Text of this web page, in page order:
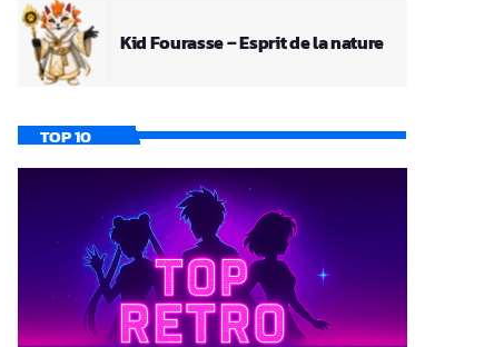
Kid Fourasse – Esprit de la nature
TOP 10